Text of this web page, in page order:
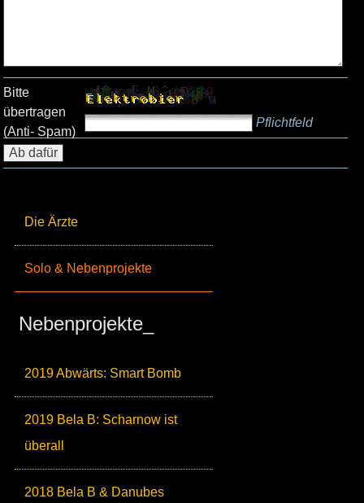
Die Ärzte
Solo & Nebenprojekte
Nebenprojekte_
2019 Abwärts: Smart Bomb
2019 Bela B: Scharnow ist
überall
2018 Bela B & Danubes
Bitte
übertragen
(Anti- Spam)
Pflichtfeld